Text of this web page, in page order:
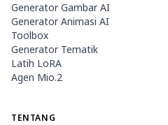
Generator Gambar AI
Generator Animasi AI
Toolbox
Generator Tematik
Latih LoRA
Agen Mio.2
TENTANG